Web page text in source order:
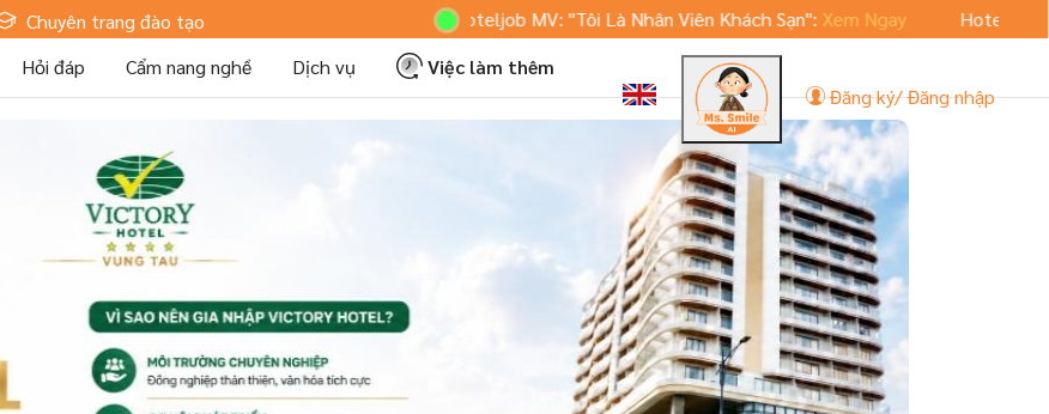
Chuyên trang đào tạo Hoteljob MV: "Tôi Là Nhân Viên Khách Sạn":Xem Ngay
Hoteljob.vn ra mắt
Hỏi đáp Cẩm nang nghề Dịch vụ
Việc làm thêm
Đăng ký/ Đăng nhập